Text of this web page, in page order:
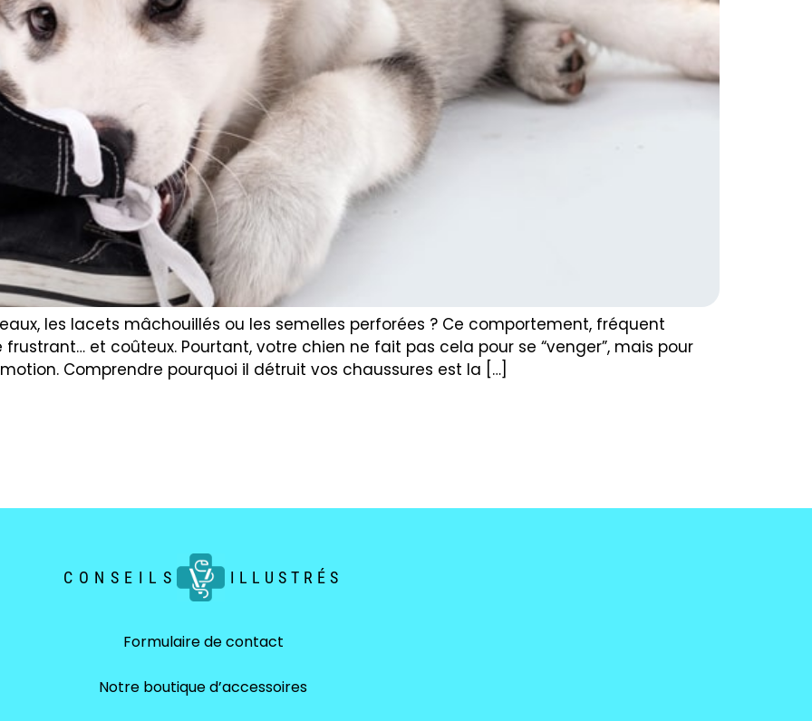
les lacets mâchouillés ou les semelles perforées ? Ce comportement, fréquent
et coûteux. Pourtant, votre chien ne fait pas cela pour se “venger”, mais pour
Comprendre pourquoi il détruit vos chaussures est la […]
CONSEILS ILLUSTRÉS
Formulaire de contact
Notre boutique d’accessoires